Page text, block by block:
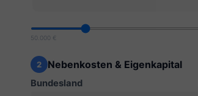
50.000 €
2 Nebenkosten & Eigenkapital
Bundesland